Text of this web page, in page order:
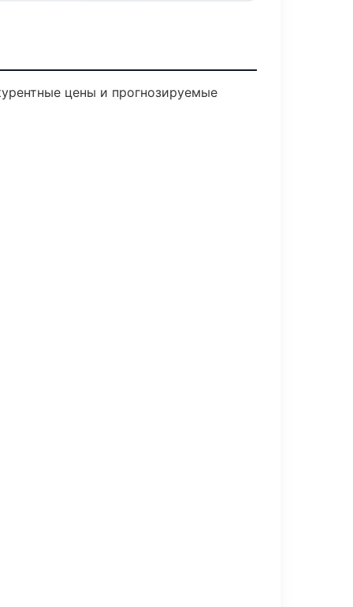
цены и прогнозируемые